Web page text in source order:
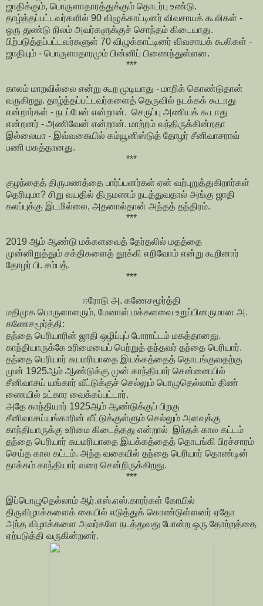
ஜாதிக்கும், பொருளாதாரத்துக்கும் தொடர்பு உண்டு.
தாழ்த்தப்பட்டவர்களில் 90 விழுக்காட்டினர் விவசாயக் கூலிகள் -
ஒரு துண்டு நிலம் அவர்களுக்குச் சொந்தம் கிடையாது.
பிற்படுத்தப்பட்டவர்களுள் 70 விழுக்காட்டினர் விவசாயக் கூலிகள் -
ஜாதியும் - பொருளாதாரமும் பின்னிப் பிணைந்துள்ளன.
***
காலம் மாறவில்லை என்று கூற முடியாது - மாறிக் கொண்டுதான்
வருகிறது. தாழ்த்தப்பட்டவர்களைத் தெருவில் நடக்கக் கூடாது
என்றார்கள் - நடப்பேன் என்றான். செருப்பு அணியக் கூடாது
என்றனர் - அணிவேன் என்றான். மாற்றம் வந்திருக்கின்றதா
இல்லையா - இவ்வகையில் கம்யூனிஸ்டுத் தோழர் சீனிவாசராவ்
பணி மகத்தானது.
***
குழந்தைத் திருமணத்தை பார்ப்பனர்கள் ஏன் வற்புறுத்துகிறார்கள்
தெரியுமா? சிறு வயதில் திருமணம் நடத்துவதால் அங்கு ஜாதி
கலப்புக்கு இடமில்லை, அதனால்தான் அந்தத் தந்திரம்.
***
2019 ஆம் ஆண்டு மக்களவைத் தேர்தலில் மதத்தை
முன்னிறுத்தும் சக்திகளைத் தூக்கி எறிவோம் என்று கூறினார்
தோழர் பி. சம்பத்.
***
ஈரோடு அ. கணேசமூர்த்தி
மதிமுக பொருளாளரும், மேனாள் மக்களவை உறுப்பினருமான அ.
கணேசமூர்த்தி:
தந்தை பெரியாரின் ஜாதி ஒழிப்புப் போராட்டம் மகத்தானது.
காந்தியாருக்கே உரிமையைப் பெற்றுத் தந்தவர் தந்தை பெரியார்.
தந்தை பெரியார் சுயமரியாதை இயக்கத்தைத் தொடங்குவதற்கு
முன் 1925ஆம் ஆண்டுக்கு முன் காந்தியார் சென்னையில்
சீனிவாசய் யங்கார் வீட்டுக்குச் செல்லும் பொழுதெல்லாம் திண்
ணையில் உட்கார வைக்கப்பட்டார்.
அதே காந்தியார் 1925ஆம் ஆண்டுக்குப் பிறகு
சீனிவாசய்யங்காரின் வீட்டுக்குள்ளும் செல்லும் அளவுக்கு
காந்தியாருக்கு உரிமை கிடைத்தது என்றால் இந்தக் கால கட்டம்
தந்தை பெரியார் சுயமரியாதை இயக்கத்தைத் தொடங்கி பிரச்சாரம்
செய்த கால கட்டம். அந்த வகையில் தந்தை பெரியார் தொண்டின்
தாக்கம் காந்தியார் வரை சென்றிருக்கிறது.
***
இப்பொழுதெல்லாம் ஆர்.எஸ்.எஸ்.காரர்கள் கோயில்
திருவிழாக்களைக் கையில் எடுத்துக் கொண்டுள்ளனர் ஏதோ
அந்த விழாக்களை அவர்களே நடத்துவது போன்ற ஒரு தோற்றத்தை
ஏற்படுத்தி வருகின்றனர்.